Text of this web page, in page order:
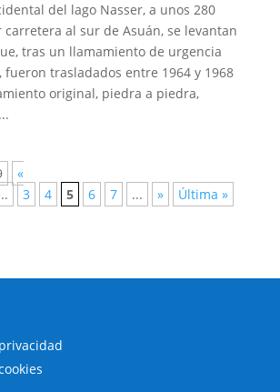
del lago Nasser, a unos 280
al sur de Asuán, se levantan
tras un llamamiento de urgencia
fueron trasladados entre 1964 y 1968
original, piedra a piedra,
«
3 4 5 6 7 ... »
Última »